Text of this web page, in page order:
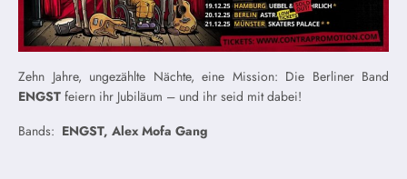
Zehn Jahre, ungezählte Nächte, eine Mission: Die Berliner Band
ENGST feiern ihr Jubiläum – und ihr seid mit dabei!
Bands: ENGST, Alex Mofa Gang